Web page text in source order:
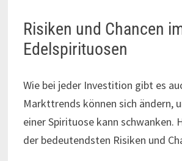
Risiken und Chancen
Edelspirituosen
Wie bei jeder Investition gibt es
Markttrends können sich ändern,
einer Spirituose kann schwanken.
der bedeutendsten Risiken und